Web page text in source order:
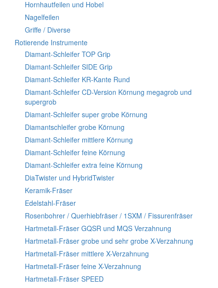
Hornhautfeilen und Hobel
Nagelfeilen
Griffe / Diverse
Rotierende Instrumente
Diamant-Schleifer TOP Grip
Diamant-Schleifer SIDE Grip
Diamant-Schleifer KR-Kante Rund
Diamant-Schleifer CD-Version Körnung megagrob und
supergrob
Diamant-Schleifer super grobe Körnung
Diamantschleifer grobe Körnung
Diamant-Schleifer mittlere Körnung
Diamant-Schleifer feine Körnung
Diamant-Schleifer extra feine Körnung
DiaTwister und HybridTwister
Keramik-Fräser
Edelstahl-Fräser
Rosenbohrer / Querhiebfräser / 1SXM / Fissurenfräser
Hartmetall-Fräser GQSR und MQS Verzahnung
Hartmetall-Fräser grobe und sehr grobe X-Verzahnung
Hartmetall-Fräser mittlere X-Verzahnung
Hartmetall-Fräser feine X-Verzahnung
Hartmetall-Fräser SPEED